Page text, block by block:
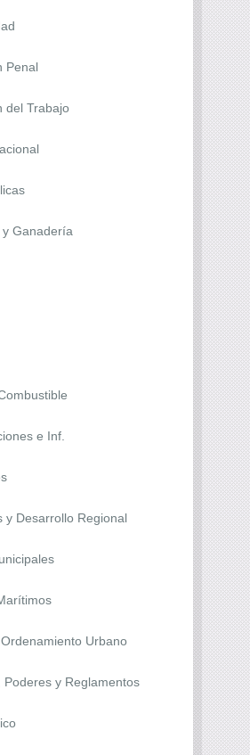
Penal
del Trabajo
Ganadería
e Inf.
y Desarrollo Regional
Urbano
Poderes y Reglamentos